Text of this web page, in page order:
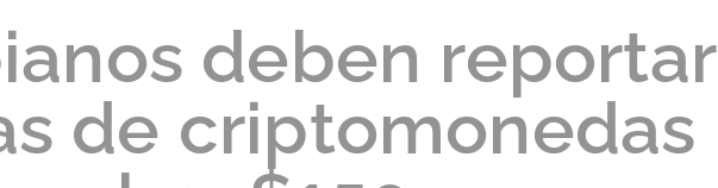
deben reportar
de criptomonedas